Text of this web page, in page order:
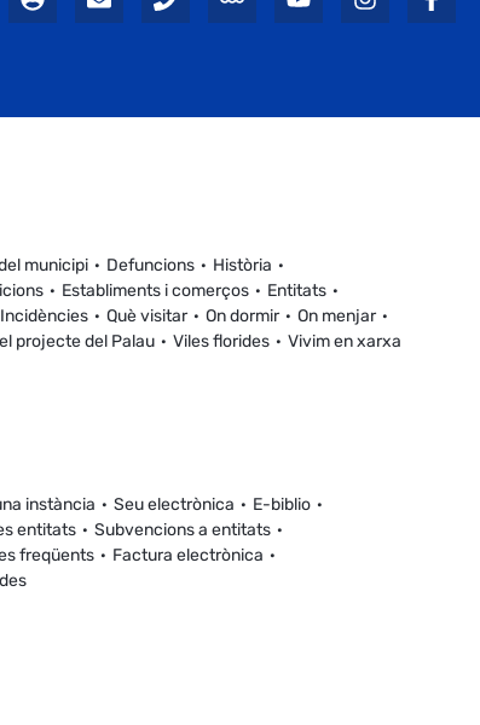
municipi Defuncions
Història
Establiments i comerços
Entitats
Incidències Què visitar On dormir
On menjar
projecte del Palau Viles florides Vivim en xarxa
instància Seu electrònica
E-biblio
entitats
Subvencions a entitats
freqüents
Factura electrònica